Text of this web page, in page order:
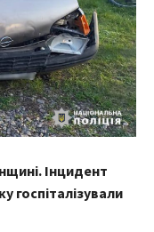
Інцидент
госпіталізували